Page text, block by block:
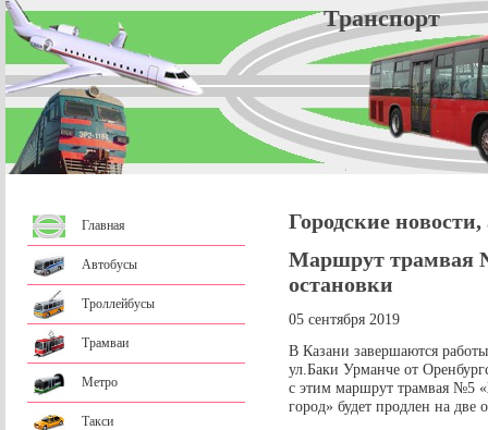
Главная
Автобусы
Троллейбусы
Трамваи
Метро
Такси
Городские
Маршрут трамвая
остановки
05 сентября 2019
В Казани завершаются
ул.Баки Урманче от
с этим маршрут трамвая №5
город» будет продлен на две